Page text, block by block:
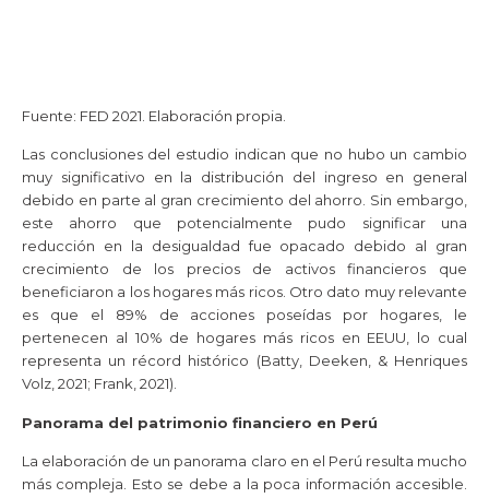
Fuente: FED 2021. Elaboración propia.
Las conclusiones del estudio indican que no hubo un cambio
muy significativo en la distribución del ingreso en general
debido en parte al gran crecimiento del ahorro. Sin embargo,
este ahorro que potencialmente pudo significar una
reducción en la desigualdad fue opacado debido al gran
crecimiento de los precios de activos financieros que
beneficiaron a los hogares más ricos. Otro dato muy relevante
es que el 89% de acciones poseídas por hogares, le
pertenecen al 10% de hogares más ricos en EEUU, lo cual
representa un récord histórico (Batty, Deeken, & Henriques
Volz, 2021; Frank, 2021).
Panorama del patrimonio financiero en Perú
La elaboración de un panorama claro en el Perú resulta mucho
más compleja. Esto se debe a la poca información accesible.